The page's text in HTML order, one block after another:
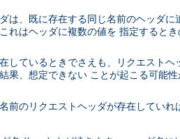
は、既に存在する同じ名前のヘッダ
れはヘッダに複数の値を 指定するとき
しているときでさえも、リクエスト
果、想定できない ことが起こる可能
前のリクエストヘッダが存在してい